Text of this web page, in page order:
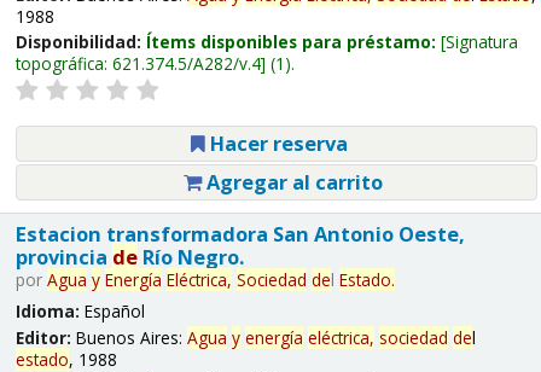
1988
Disponibilidad: Ítems disponibles para préstamo: Signatura
topográfica: 621.374.5/A282/v.4 (1).
Hacer reserva
Agregar al carrito
Estacion transformadora San Antonio Oeste,
provincia deRío Negro.
por Agua y Energía Eléctrica, Sociedad del Estado.
Idioma: Español
Editor: Buenos Aires: Agua y energía eléctrica, sociedad del
estado, 1988